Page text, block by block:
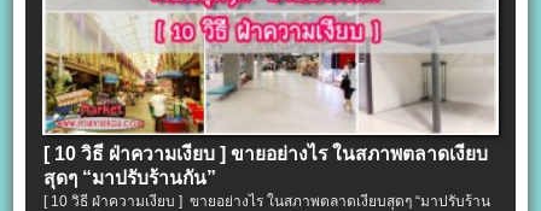
[ 10 วิธี ฝ่าความเงียบ ] ขายอย่างไร ในสภาพตลาดเงียบ
สุดๆ “มาปรับร้านกัน”
[ 10 วิธี ฝ่าความเงียบ ] ขายอย่างไร ในสภาพตลาดเงียบสุดๆ “มาปรับร้าน